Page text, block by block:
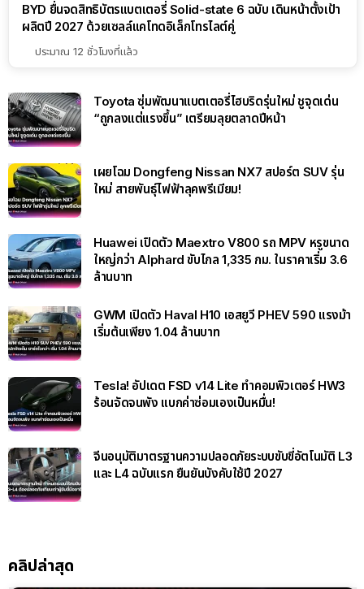
BYD ยื่นจดสิทธิบัตรแบตเตอรี่ Solid-state 6 ฉบับ เดินหน้าตั้งเป้า
ผลิตปี 2027 ด้วยเซลล์แคโทดอิเล็กโทรไลต์คู่
ประมาณ 12 ชั่วโมงที่แล้ว
Toyota ซุ่มพัฒนาแบตเตอรี่ไฮบริดรุ่นใหม่ ชูจุดเด่น
“ถูกลงแต่แรงขึ้น” เตรียมลุยตลาดปีหน้า
เผยโฉม Dongfeng Nissan NX7 สปอร์ต SUV รุ่น
ใหม่ สายพันธุ์ไฟฟ้าลุคพรีเมียม!
Huawei เปิดตัว Maextro V800 รถ MPV หรูขนาด
ใหญ่กว่า Alphard ขับไกล 1,335 กม. ในราคาเริ่ม 3.6
ล้านบาท
GWM เปิดตัว Haval H10 เอสยูวี PHEV 590 แรงม้า
เริ่มต้นเพียง 1.04 ล้านบาท
Tesla! อัปเดต FSD v14 Lite ทำคอมพิวเตอร์ HW3
ร้อนจัดจนพัง แบกค่าซ่อมเองเป็นหมื่น!
จีนอนุมัติมาตรฐานความปลอดภัยระบบขับขี่อัตโนมัติ L3
และ L4 ฉบับแรก ยืนยันบังคับใช้ปี 2027
คลิปล่าสุด